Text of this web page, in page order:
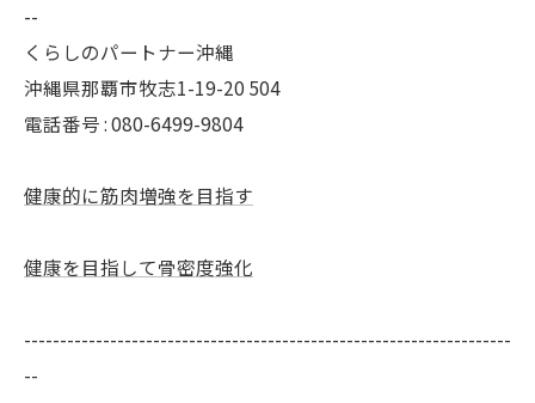
--
くらしのパートナー沖縄
沖縄県那覇市牧志1-19-20 504
電話番号 : 080-6499-9804
健康的に筋肉増強を目指す
健康を目指して骨密度強化
--------------------------------------------------------------------
--